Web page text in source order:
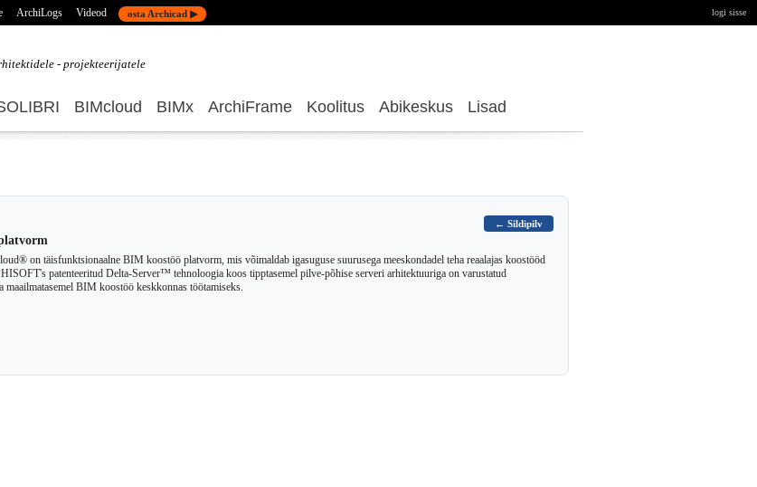
ArchiLogs Videod osta Archicad ▶ logi sisse
- projekteerijatele
BIMcloud BIMx ArchiFrame Koolitus Abikeskus Lisad
← Sildipilv
on täisfunktsionaalne BIM koostöö platvorm, mis võimaldab igasuguse suurusega meeskondadel teha reaalajas koostööd
patenteeritud Delta-Server™ tehnoloogia koos tipptasemel pilve-põhise serveri arhitektuuriga on varustatud
maailmatasemel BIM koostöö keskkonnas töötamiseks.